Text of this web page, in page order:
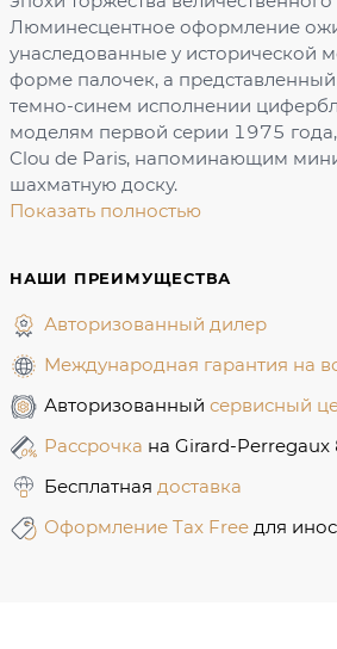
Люминесцентное оформление
унаследованные у исторической
форме палочек, а
темно-синем исполнении
моделям первой серии 1975
Clou de Paris, напоминающим
шахматную доску.
Показать полностью
НАШИ ПРЕИМУЩЕСТВА
Авторизованный дилер
Международная гарантия на
Авторизованный сервисный
Рассрочка на Girard-
Бесплатная доставка
Оформление Tax Free для